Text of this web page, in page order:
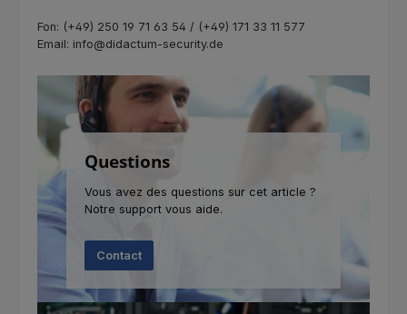
Fon: (+49) 250 19 71 63 54 / (+49) 171 33 11 577
Email: info@didactum-security.de
Questions
Vous avez des questions sur cet article ?
Notre support vous aide.
Contact